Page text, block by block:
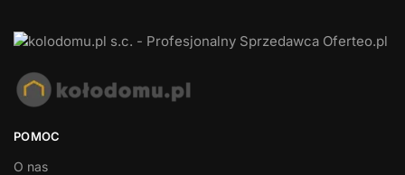
POMOC
O nas